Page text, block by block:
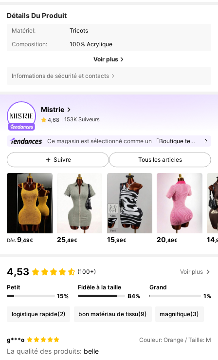
Détails Du Produit
Matériel:
Tricots
Composition:
100% Acrylique
Voir plus
Informations de sécurité et contacts
Mistrie
4,68 153K Suiveurs
4,68 153K Suiveurs
4,68 153K Suiveurs
4,68 153K Suiveurs
4,68 153K Suiveurs
4,68 153K Suiveurs
4,68 153K Suiveurs
Ce magasin est sélectionné comme un 「Boutique tendance」
Suivre Tous les articles
Dès 9,49€ 25 ,49€ 15,99€ 20 ,49€ 14
4,53 (100+) Voir plus
Petit
15%
Fidèle à la taille
84%
Grand
1%
logistique rapide(2) bon matériau de tissu(9) magnifique(3)
g***o Couleur: Orange / Taille: M
La qualité des produits: belle